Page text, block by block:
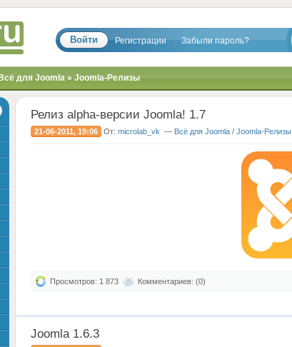
Войти Регистрации Забыли пароль?
для Joomla» Joomla-Релизы
Релиз alpha-версии Joomla! 1.7
21-06-2011, 19:06 От: microlab_vk — Всё для Joomla/ Joomla-Релизы
Просмотров: 1 873 Комментариев: (0)
Joomla 1.6.3